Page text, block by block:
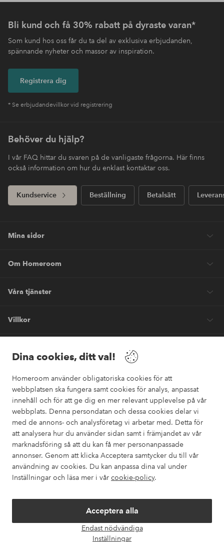
Dina cookies, ditt val!
Homeroom använder obligatoriska cookies för att
webbplatsen ska fungera samt cookies för analys, anpassat
innehåll och för att ge dig en mer relevant upplevelse på vår
webbplats. Denna persondatan och dessa cookies delar vi
med de annons- och analysföretag vi arbetar med. Detta för
att analysera hur du använder sidan samt i främjandet av vår
marknadsföring så att du kan få mer personanpassade
annonser. Genom att klicka Acceptera samtycker du till vår
användning av cookies. Du kan anpassa dina val under
Inställningar och läsa mer i vår cookie-policy.
Acceptera alla
Endast nödvändiga
Inställningar
Bli kund och få 30% rabatt på dyraste varan*
Som kund hos oss får du ta del av exklusiva erbjudanden,
spännande nyheter och massor av inspiration.
Registrera dig
* Se erbjudandevillkor vid registrering
Behöver du hjälp?
I vår FAQ hittar du svaren på de vanligaste frågorna. Här finns
också information om hur du enklast kontaktar oss.
Kundservice Beställning Betalsätt
Mina sidor
Om Homeroom
Våra tjänster
Villkor
Säkra betalningar
Vill du veta mer om våra betalalternativ ?
elpy